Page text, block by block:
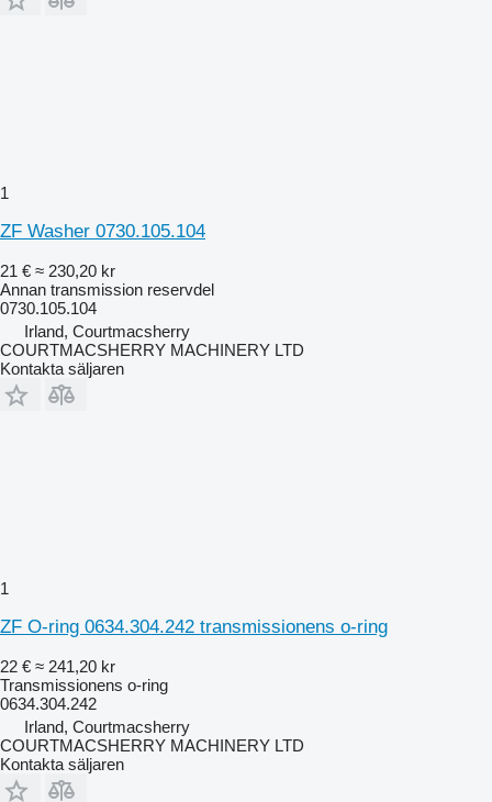
1
ZF Washer 0730.105.104
21 € ≈ 230,20 kr
Annan transmission reservdel
0730.105.104
Irland, Courtmacsherry
COURTMACSHERRY MACHINERY LTD
Kontakta säljaren
1
ZF O-ring 0634.304.242 transmissionens o-ring
22 € ≈ 241,20 kr
Transmissionens o-ring
0634.304.242
Irland, Courtmacsherry
COURTMACSHERRY MACHINERY LTD
Kontakta säljaren